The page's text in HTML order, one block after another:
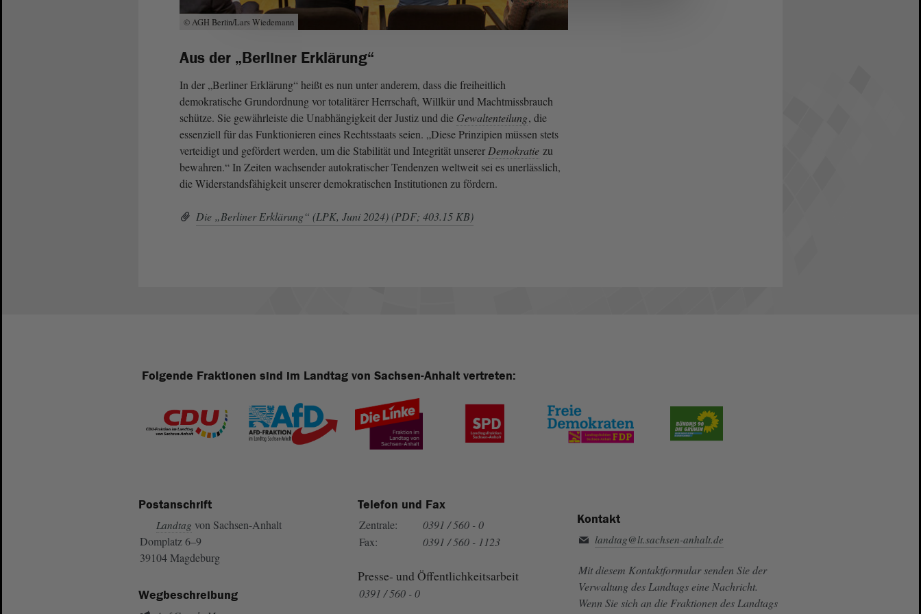
© AGH Berlin/Lars Wiedemann
Aus der „Berliner Erklärung“
In der „Berliner Erklärung“ heißt es nun unter anderem, dass die freiheitlich
demokratische Grundordnung vor totalitärer Herrschaft, Willkür und Machtmissbrauch
schütze. Sie gewährleiste die Unabhängigkeit der Justiz und die Gewaltenteilung, die
essenziell für das Funktionieren eines Rechtsstaats seien. „Diese Prinzipien müssen stets
verteidigt und gefördert werden, um die Stabilität und Integrität unsererDemokratie zu
bewahren.“ In Zeiten wachsender autokratischer Tendenzen weltweit sei es unerlässlich,
die Widerstandsfähigkeit unserer demokratischen Institutionen zu fördern.
Die „Berliner Erklärung“ (LPK, Juni 2024) (PDF; 403.15 KB)
Folgende Fraktionen sind im Landtag von Sachsen-Anhalt vertreten:
Postanschrift
Landtag von Sachsen-Anhalt
Domplatz 6–9
39104 Magdeburg
Wegbeschreibung
Telefon und Fax
Zentrale:
0391 / 560 - 0
Fax:
0391 / 560 - 1123
Presse- und Öffentlichkeitsarbeit
0391 / 560 - 0
Kontakt
landtag@lt.sachsen-anhalt.de
Mit diesem Kontaktformular senden Sie der
Verwaltung des Landtags eine Nachricht.
Wenn Sie sich an die Fraktionen des Landtags